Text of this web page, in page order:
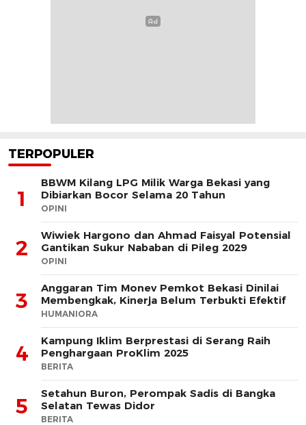
TERPOPULER
1
BBWM Kilang LPG Milik Warga Bekasi yang
Dibiarkan Bocor Selama 20 Tahun
OPINI
2
Wiwiek Hargono dan Ahmad Faisyal Potensial
Gantikan Sukur Nababan di Pileg 2029
OPINI
3
Anggaran Tim Monev Pemkot Bekasi Dinilai
Membengkak, Kinerja Belum Terbukti Efektif
HUMANIORA
4
Kampung Iklim Berprestasi di Serang Raih
Penghargaan ProKlim 2025
BERITA
5
Setahun Buron, Perompak Sadis di Bangka
Selatan Tewas Didor
BERITA